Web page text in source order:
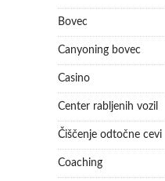
Bovec
Canyoning bovec
Casino
Center rabljenih vozil
Čiščenje odtočne cevi
Coaching